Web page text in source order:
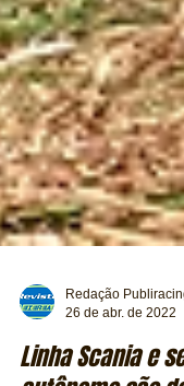
Redação Publiracing
26 de abr. de 2022